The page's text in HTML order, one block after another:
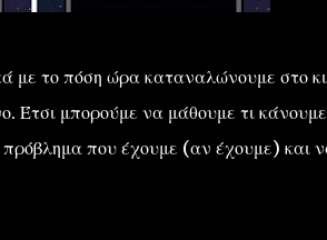
με το πόση ώρα καταναλώνουμε στο
Έτσι μπορούμε να μάθουμε τι κάνουμε
που έχουμε (αν έχουμε) και